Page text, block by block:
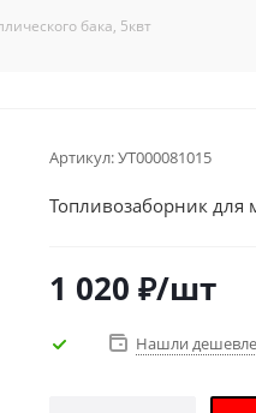
бака, 5квт
Артикул:УТ000081015
Топливозаборник для
1 020 ₽/шт
Нашли